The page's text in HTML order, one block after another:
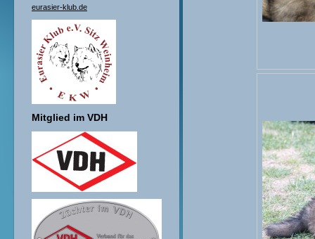
eurasier-klub.de
Mitglied im VDH